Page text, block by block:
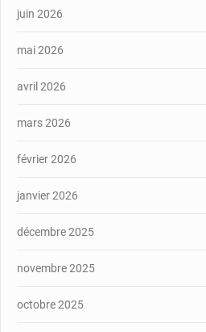
juin 2026
mai 2026
avril 2026
mars 2026
février 2026
janvier 2026
décembre 2025
novembre 2025
octobre 2025